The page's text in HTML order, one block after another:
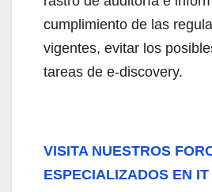
cumplimiento de las
vigentes, evitar los
tareas de e-discovery.
VISITA NUESTROS
ESPECIALIZADOS EN